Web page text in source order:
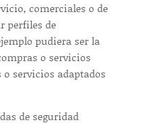
comerciales o de
perfiles de
pudiera ser la
o servicios
servicios adaptados
de seguridad